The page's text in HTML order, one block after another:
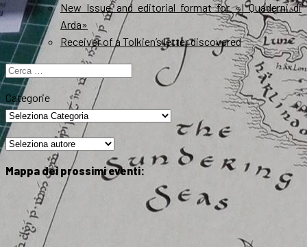
New Issue and editorial format for «I Quaderni di
Arda»
Receiver of a Tolkien’s letter discovered
Ricerca
per:
Categorie
Mappa dei prossimi eventi: